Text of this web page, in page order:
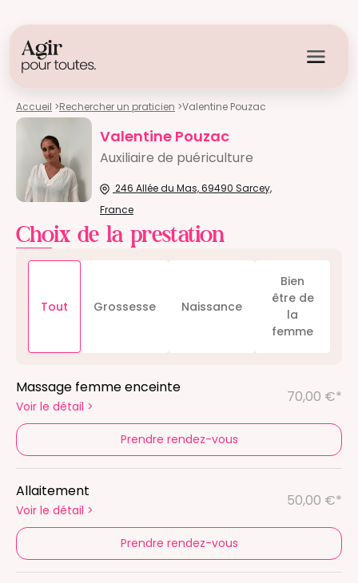
Accueil >Rechercher un praticien >Valentine Pouzac
Valentine Pouzac
Auxiliaire de puériculture
246 Allée du Mas, 69490 Sarcey,
France
Choix de la prestation
Tout Grossesse Naissance
Bien
être de
la
femme
Massage femme enceinte
Voir le détail >
70,00 €*
Prendre rendez-vous
Allaitement
Voir le détail >
50,00 €*
Prendre rendez-vous